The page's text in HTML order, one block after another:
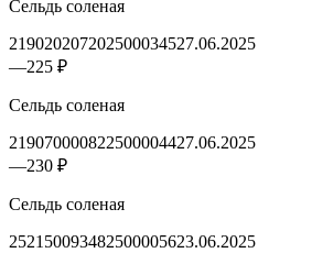
Сельдь соленая
219020207202500034527.06.2025
—225 ₽
Сельдь соленая
219070000822500004427.06.2025
—230 ₽
Сельдь соленая
252150093482500005623.06.2025